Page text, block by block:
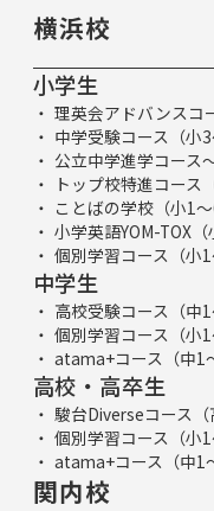
横浜校
小学生
理英会アドバンスコ
中学受験コース（小3
公立中学進学コース
トップ校特進コース
ことばの学校（小1～
小学英語YOM-TOX（
個別学習コース（小1
中学生
高校受験コース（中1
個別学習コース（小1
atama+コース（中1
高校・高卒生
駿台Diverseコース（
個別学習コース（小1
atama+コース（中1
関内校